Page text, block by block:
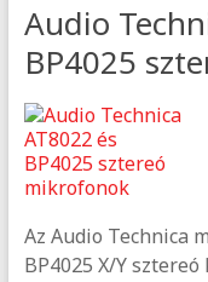
Audio
BP4025
Az Audio Technica
BP4025 X/Y